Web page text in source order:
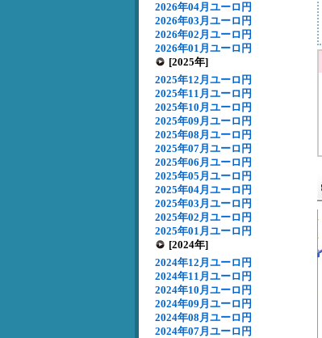
2026年04月ユーロ円
2026年03月ユーロ円
2026年02月ユーロ円
2026年01月ユーロ円
[2025年]
2025年12月ユーロ円
2025年11月ユーロ円
2025年10月ユーロ円
2025年09月ユーロ円
2025年08月ユーロ円
2025年07月ユーロ円
2025年06月ユーロ円
2025年05月ユーロ円
2025年04月ユーロ円
2025年03月ユーロ円
2025年02月ユーロ円
2025年01月ユーロ円
[2024年]
2024年12月ユーロ円
2024年11月ユーロ円
2024年10月ユーロ円
2024年09月ユーロ円
2024年08月ユーロ円
2024年07月ユーロ円